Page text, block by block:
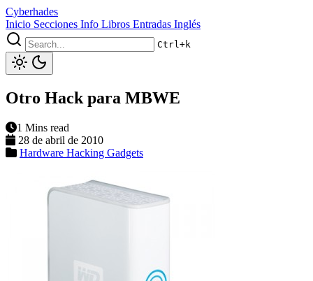
Cyberhades
Inicio Secciones Info Libros Entradas Inglés
Ctrl+k
Otro Hack para MBWE
1 Mins read
28 de abril de 2010
Hardware Hacking Gadgets